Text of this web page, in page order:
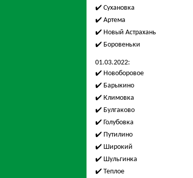
✔️ Сухановка
✔️ Артема
✔️ Новый Астрахань
✔️ Боровеньки
01.03.2022:
✔️ Новоборовое
✔️ Барыкино
✔️ Климовка
✔️ Булгаково
✔️ Голубовка
✔️ Путилино
✔️ Широкий
✔️ Шульгинка
✔️ Теплое